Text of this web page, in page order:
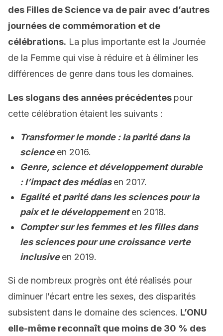
des Filles de Science va de pair avec d’autres
journées de commémoration et de
célébrations. La plus importante est la Journée
de la Femme qui vise à réduire et à éliminer les
différences de genre dans tous les domaines.
Les slogans des années précédentes pour
cette célébration étaient les suivants :
Transformer le monde : la parité dans la
scienceen 2016.
Genre, science et développement durable
: l’impact des médiasen 2017.
Egalité et parité dans les sciences pour la
paix et le développementen 2018.
Compter sur les femmes et les filles dans
les sciences pour une croissance verte
inclusiveen 2019.
Si de nombreux progrès ont été réalisés pour
diminuer l’écart entre les sexes, des disparités
subsistent dans le domaine des sciences. L’ONU
elle-même reconnaît que moins de 30 % des